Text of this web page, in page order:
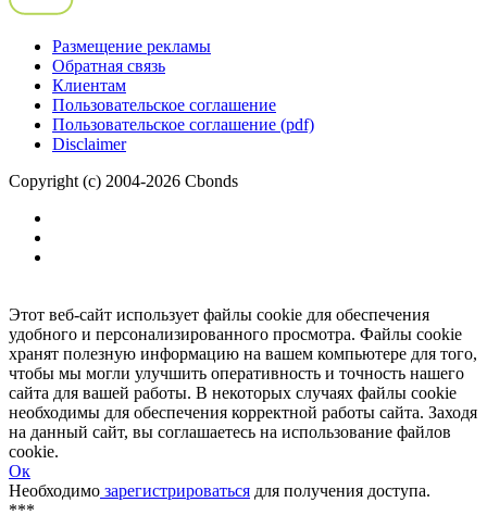
Размещение рекламы
Обратная связь
Пользовательское соглашение
Copyright (c) 2004-2026 Cbonds
Этот веб-сайт использует файлы cookie для обеспечения
удобного и персонализированного просмотра. Файлы cookie
хранят полезную информацию на вашем компьютере для того,
чтобы мы могли улучшить оперативность и точность нашего
сайта для вашей работы. В некоторых случаях файлы cookie
необходимы для обеспечения корректной работы сайта. Заходя
на данный сайт, вы соглашаетесь на использование файлов